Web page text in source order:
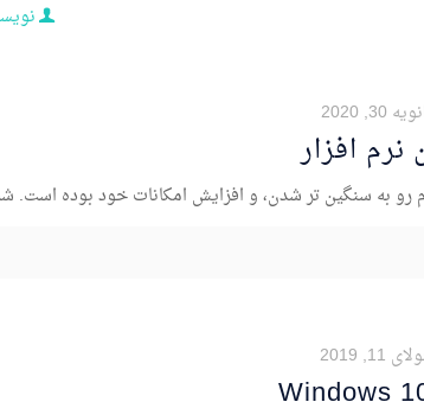
30, 2020
افزار
به سنگین تر شدن، و افزایش امکانات خود بوده است.
11, 2019